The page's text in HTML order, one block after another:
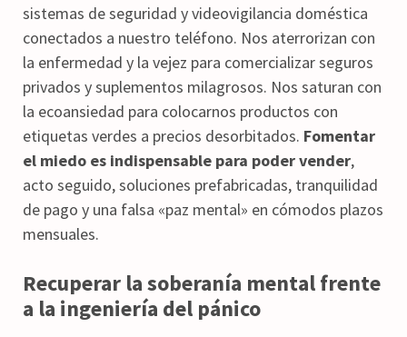
sistemas de seguridad y videovigilancia doméstica
conectados a nuestro teléfono. Nos aterrorizan con
la enfermedad y la vejez para comercializar seguros
privados y suplementos milagrosos. Nos saturan con
la ecoansiedad para colocarnos productos con
etiquetas verdes a precios desorbitados. Fomentar
el miedo es indispensable para poder vender,
acto seguido, soluciones prefabricadas, tranquilidad
de pago y una falsa «paz mental» en cómodos plazos
mensuales.
Recuperar la soberanía mental frente
a la ingeniería del pánico